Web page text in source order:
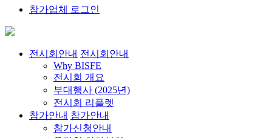
참가업체 로그인
전시회안내 전시회안내
Why BISFE
전시회 개요
부대행사 (2025년)
전시회 리플렛
참가안내 참가안내
참가신청안내